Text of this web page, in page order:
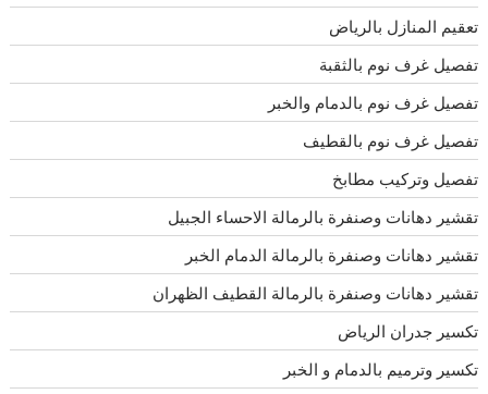
تعقيم المنازل بالرياض
تفصيل غرف نوم بالثقبة
تفصيل غرف نوم بالدمام والخبر
تفصيل غرف نوم بالقطيف
تفصيل وتركيب مطابخ
تقشير دهانات وصنفرة بالرمالة الاحساء الجبيل
تقشير دهانات وصنفرة بالرمالة الدمام الخبر
تقشير دهانات وصنفرة بالرمالة القطيف الظهران
تكسير جدران الرياض
تكسير وترميم بالدمام و الخبر